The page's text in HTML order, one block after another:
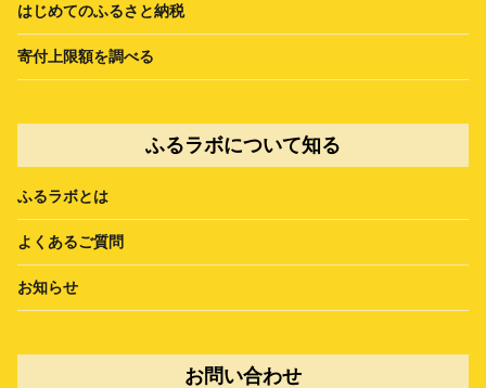
はじめてのふるさと納税
寄付上限額を調べる
ふるラボについて知る
ふるラボとは
よくあるご質問
お知らせ
お問い合わせ